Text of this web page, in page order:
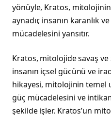
yönüyle, Kratos,
aynadır, insanın karanlık ve
mücadelesini yansıtır.
Kratos, mitolojide savaş ve
insanın içsel gücünü ve
hikayesi, mitolojinin temel
güç mücadelesini ve
şekilde işler. Kratos’un